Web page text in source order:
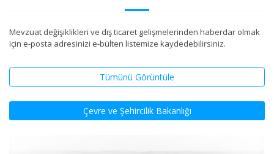
Mevzuat değişiklikleri ve dış ticaret gelişmelerinden haberdar olmak
için e-posta adresinizi e-bülten listemize kaydedebilirsiniz.
Tümünü Görüntüle
Çevre ve Şehircilik Bakanlığı